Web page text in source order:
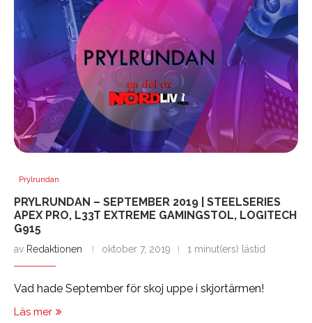
Prylrundan
PRYLRUNDAN – SEPTEMBER 2019 | STEELSERIES
APEX PRO, L33T EXTREME GAMINGSTOL, LOGITECH
G915
av Redaktionen oktober 7, 2019 1 minut(ers) lästid
Vad hade September för skoj uppe i skjortärmen!
Läs mer